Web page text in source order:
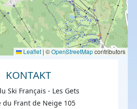
Leaflet| ©OpenStreetMapcontributors
KONTAKT
Ski Français - Les Gets
du Frant de Neige 105